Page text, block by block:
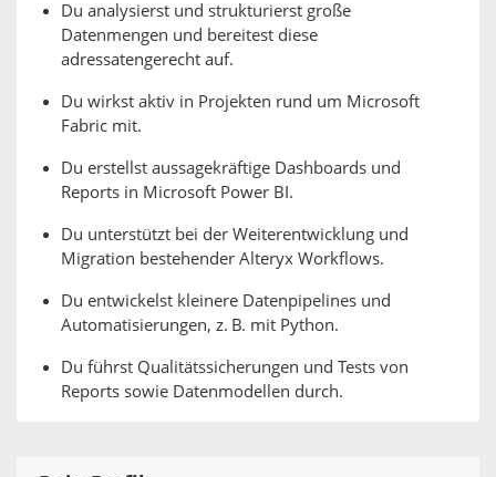
Du analysierst und strukturierst große
Datenmengen und bereitest diese
adressatengerecht auf.
Du wirkst aktiv in Projekten rund um Microsoft
Fabric mit.
Du erstellst aussagekräftige Dashboards und
Reports in Microsoft Power BI.
Du unterstützt bei der Weiterentwicklung und
Migration bestehender Alteryx Workflows.
Du entwickelst kleinere Datenpipelines und
Automatisierungen, z. B. mit Python.
Du führst Qualitätssicherungen und Tests von
Reports sowie Datenmodellen durch.